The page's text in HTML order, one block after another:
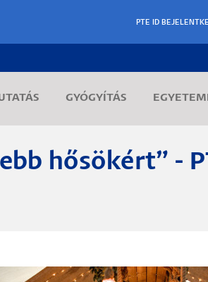
GYÓGYÍTÁS
hősökért” -